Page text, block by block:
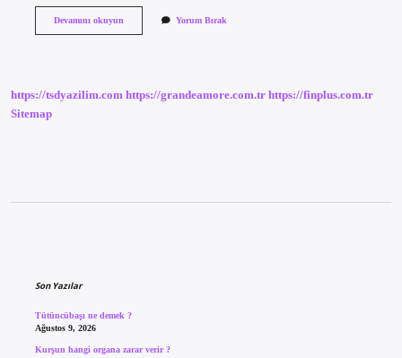
Devamını okuyunCırt
Yapılmıştır
Yorum Bırak
https://tsdyazilim.com https://grandeamore.com.tr https://finplus.com.tr
Sitemap
Son Yazılar
Tütüncübaşı ne demek ?
Ağustos 9, 2026
Kurşun hangi organa zarar verir ?